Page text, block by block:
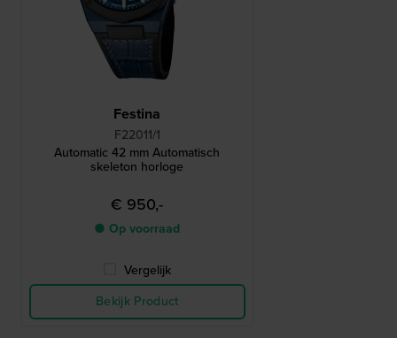
Festina
F22011/1
Automatic 42 mm Automatisch
skeleton horloge
€ 950,-
● Op voorraad
Vergelijk
Bekijk Product